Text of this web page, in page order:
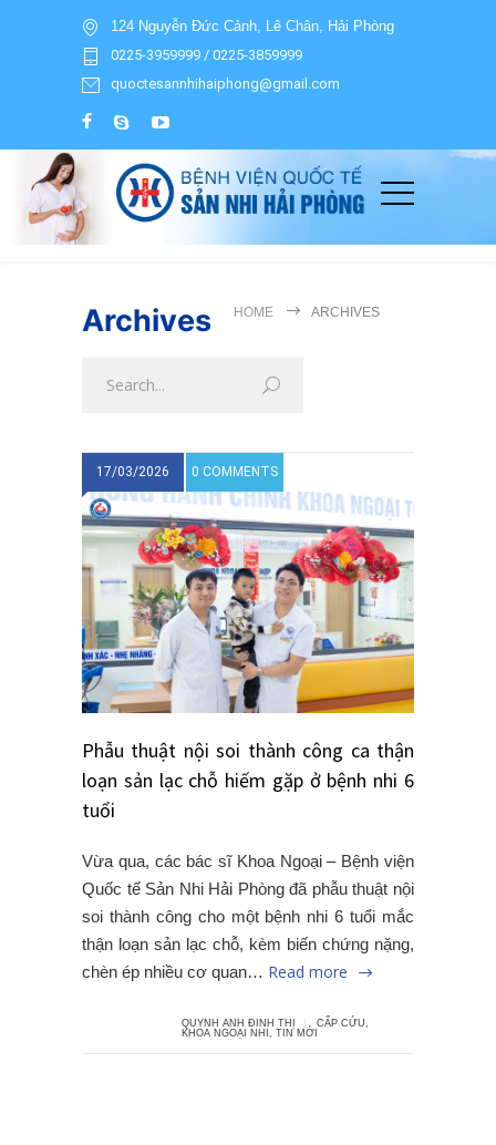
124 Nguyễn Đức Cảnh, Lê Chân, Hải Phòng
0225-3959999 / 0225-3859999
quoctesannhihaiphong@gmail.com
Archives HOME ARCHIVES
17/03/2026 0 COMMENTS
Phẫu thuật nội soi thành công ca thận
loạn sản lạc chỗ hiếm gặp ở bệnh nhi 6
tuổi
Vừa qua, các bác sĩ Khoa Ngoại – Bệnh viện
Quốc tế Sản Nhi Hải Phòng đã phẫu thuật nội
soi thành công cho một bệnh nhi 6 tuổi mắc
thận loạn sản lạc chỗ, kèm biến chứng nặng,
chèn ép nhiều cơ quan… Read more
QUYNH ANH ĐINH THỊ CẤP CỨU,
KHOA NGOẠI NHI , TIN MỚI